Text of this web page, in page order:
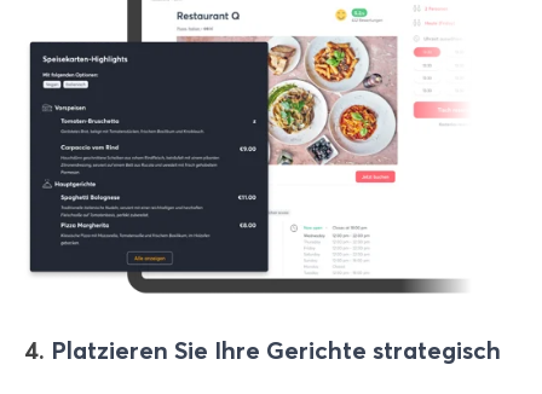
4. Platzieren Sie Ihre Gerichte strategisch